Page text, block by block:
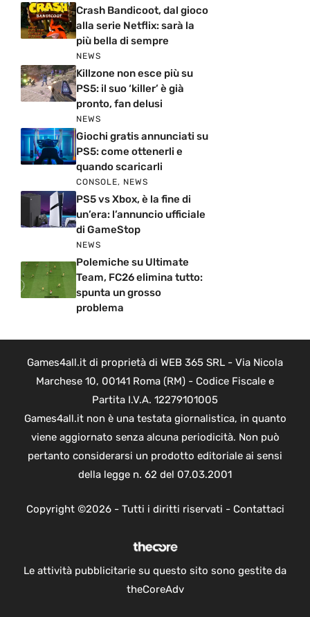
Crash Bandicoot, dal gioco
alla serie Netflix: sarà la
più bella di sempre
NEWS
Killzone non esce più su
PS5: il suo ‘killer’ è già
pronto, fan delusi
NEWS
Giochi gratis annunciati su
PS5: come ottenerli e
quando scaricarli
CONSOLE, NEWS
PS5 vs Xbox, è la fine di
un’era: l’annuncio ufficiale
di GameStop
NEWS
Polemiche su Ultimate
Team, FC26 elimina tutto:
spunta un grosso
problema
Games4all.it di proprietà di WEB 365 SRL - Via Nicola
Marchese 10, 00141 Roma (RM) - Codice Fiscale e
Partita I.V.A. 12279101005
Games4all.it non è una testata giornalistica, in quanto
viene aggiornato senza alcuna periodicità. Non può
pertanto considerarsi un prodotto editoriale ai sensi
della legge n. 62 del 07.03.2001
Copyright ©2026 - Tutti i diritti riservati - Contattaci
Le attività pubblicitarie su questo sito sono gestite da
theCoreAdv